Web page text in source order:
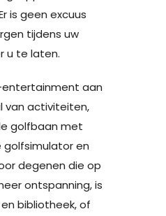
is geen excuus
tijdens uw
u te laten.
aan
van activiteiten,
golfbaan met
en
degenen die op
ontspanning, is
bibliotheek, of